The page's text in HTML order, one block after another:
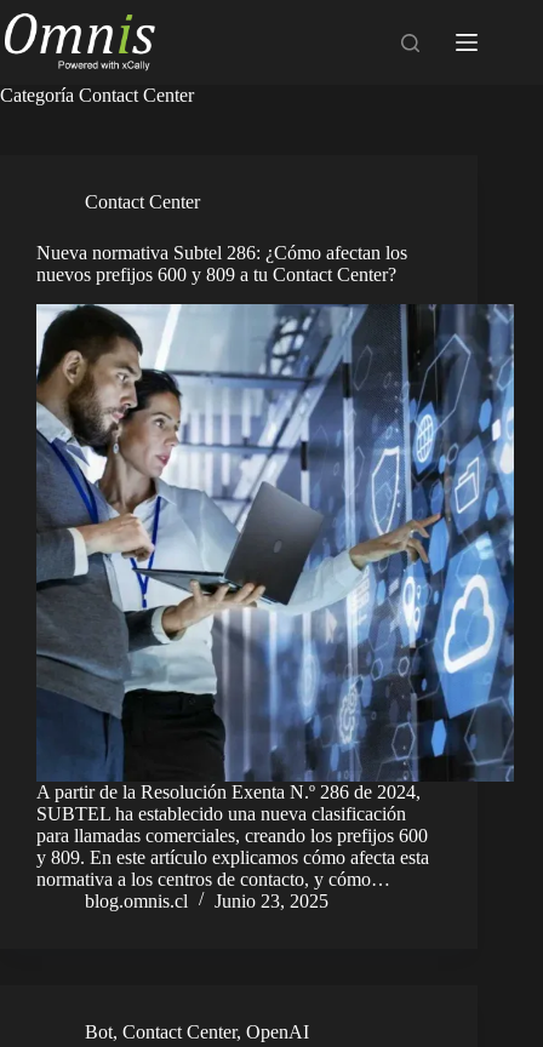
Saltar
al
contenido
Categoría Contact Center
Contact Center
Nueva normativa Subtel 286: ¿Cómo afectan los
nuevos prefijos 600 y 809 a tu Contact Center?
A partir de la Resolución Exenta N.º 286 de 2024,
SUBTEL ha establecido una nueva clasificación
para llamadas comerciales, creando los prefijos 600
y 809. En este artículo explicamos cómo afecta esta
normativa a los centros de contacto, y cómo…
blog.omnis.cl
Junio 23, 2025
Bot, Contact Center, OpenAI